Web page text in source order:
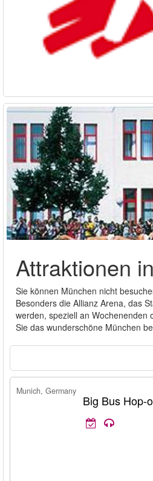
Attraktionen
Sie können München nicht
Besonders die Allianz Arena, das
werden, speziell an
Sie das wunderschöne München
Munich, Germany
Big Bus Hop-